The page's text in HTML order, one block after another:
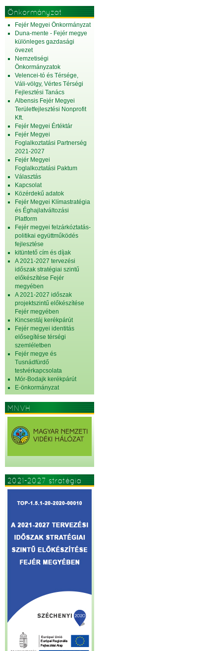
Önkormányzat
Fejér Megyei Önkormányzat
Duna-mente - Fejér megye
különleges gazdasági
övezet
Nemzetiségi
Önkormányzatok
Velencei-tó és Térsége,
Váli-völgy, Vértes Térségi
Fejlesztési Tanács
Albensis Fejér Megyei
Területfejlesztési Nonprofit
Kft.
Fejér Megyei Értéktár
Fejér Megyei
Foglalkoztatási Partnerség
2021-2027
Fejér Megyei
Foglalkoztatási Paktum
Választás
Kapcsolat
Közérdekű adatok
Fejér Megyei Klímastratégia
és Éghajlatváltozási
Platform
Fejér megyei felzárkóztatás-
politikai együttműködés
fejlesztése
kitüntető cím és díjak
A 2021-2027 tervezési
időszak stratégiai szintű
előkészítése Fejér
megyében
A 2021-2027 időszak
projektszintű előkészítése
Fejér megyében
Kincsestáj kerékpárút
Fejér megyei identitás
elősegítése térségi
szemléletben
Fejér megye és
Tusnádfürdő
testvérkapcsolata
Mór-Bodajk kerékpárút
E-önkormányzat
MNVH
2021-2027 stratégia